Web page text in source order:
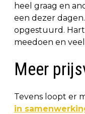
heel graag en
een dezer
opgestuurd.
meedoen en
Meer
Tevens loopt er
in